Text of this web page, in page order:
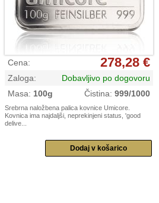
Cena: 278,28 €
Zaloga:
Dobavljivo po dogovoru
Masa: 100g Čistina: 999/1000
Srebrna naložbena palica kovnice Umicore.
Kovnica ima najdaljši, neprekinjeni status, 'good
delive...